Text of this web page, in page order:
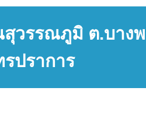
วรรณภูมิ ต.บาง
ปราการ